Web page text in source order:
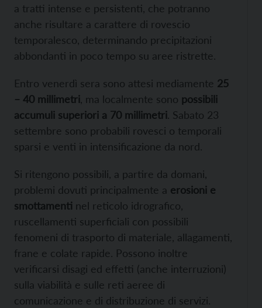
a tratti intense e persistenti, che potranno
anche risultare a carattere di rovescio
temporalesco, determinando precipitazioni
abbondanti in poco tempo su aree ristrette.
Entro venerdì sera sono attesi mediamente 25
– 40 millimetri, ma localmente sono possibili
accumuli superiori a 70 millimetri. Sabato 23
settembre sono probabili rovesci o temporali
sparsi e venti in intensificazione da nord.
Si ritengono possibili, a partire da domani,
problemi dovuti principalmente a erosioni e
smottamenti nel reticolo idrografico,
ruscellamenti superficiali con possibili
fenomeni di trasporto di materiale, allagamenti,
frane e colate rapide. Possono inoltre
verificarsi disagi ed effetti (anche interruzioni)
sulla viabilità e sulle reti aeree di
comunicazione e di distribuzione di servizi.